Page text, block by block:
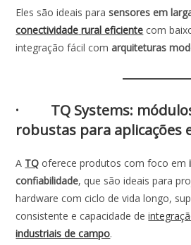
Eles são ideais parasensores em
conectividade rural eficiente com
integração fácil comarquiteturas
· TQ Systems:
robustas para aplicações
A TQ oferece produtos com foco em
confiabilidade, que são ideais para
hardware com ciclo de vida longo,
consistente e capacidade de
industriais de campo.